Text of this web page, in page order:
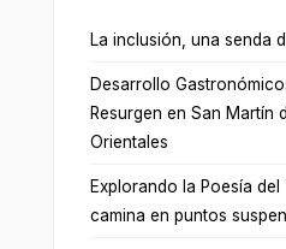
La inclusión, una senda
Desarrollo
Resurgen en San Martín
Orientales
Explorando la Poesía del
camina en puntos